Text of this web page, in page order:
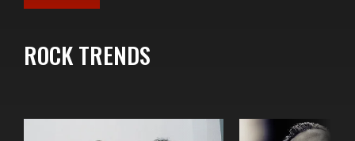
ROCK TRENDS